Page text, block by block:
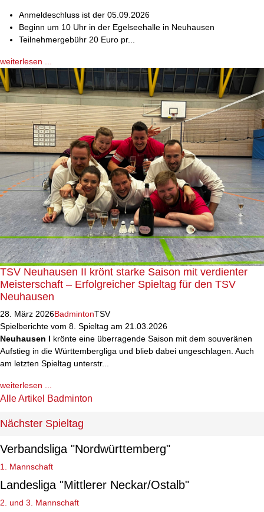
Anmeldeschluss ist der 05.09.2026
Beginn um 10 Uhr in der Egelseehalle in Neuhausen
Teilnehmergebühr 20 Euro pr...
weiterlesen ...
TSV Neuhausen II krönt starke Saison mit verdienter
Meisterschaft – Erfolgreicher Spieltag für den TSV
Neuhausen
28. März 2026BadmintonTSV
Spielberichte vom 8. Spieltag am 21.03.2026
Neuhausen I krönte eine überragende Saison mit dem souveränen
Aufstieg in die Württembergliga und blieb dabei ungeschlagen. Auch
am letzten Spieltag unterstr...
weiterlesen ...
Alle Artikel Badminton
Nächster Spieltag
Verbandsliga "Nordwürttemberg"
1. Mannschaft
Landesliga "Mittlerer Neckar/Ostalb"
2. und 3. Mannschaft